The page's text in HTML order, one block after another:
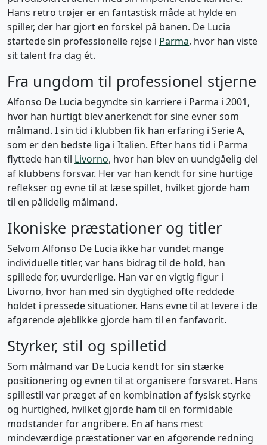
Hans retro trøjer er en fantastisk måde at hylde en
spiller, der har gjort en forskel på banen. De Lucia
startede sin professionelle rejse i Parma, hvor han viste
sit talent fra dag ét.
Fra ungdom til professionel stjerne
Alfonso De Lucia begyndte sin karriere i Parma i 2001,
hvor han hurtigt blev anerkendt for sine evner som
målmand. I sin tid i klubben fik han erfaring i Serie A,
som er den bedste liga i Italien. Efter hans tid i Parma
flyttede han til Livorno, hvor han blev en uundgåelig del
af klubbens forsvar. Her var han kendt for sine hurtige
reflekser og evne til at læse spillet, hvilket gjorde ham
til en pålidelig målmand.
Ikoniske præstationer og titler
Selvom Alfonso De Lucia ikke har vundet mange
individuelle titler, var hans bidrag til de hold, han
spillede for, uvurderlige. Han var en vigtig figur i
Livorno, hvor han med sin dygtighed ofte reddede
holdet i pressede situationer. Hans evne til at levere i de
afgørende øjeblikke gjorde ham til en fanfavorit.
Styrker, stil og spilletid
Som målmand var De Lucia kendt for sin stærke
positionering og evnen til at organisere forsvaret. Hans
spillestil var præget af en kombination af fysisk styrke
og hurtighed, hvilket gjorde ham til en formidable
modstander for angribere. En af hans mest
mindeværdige præstationer var en afgørende redning